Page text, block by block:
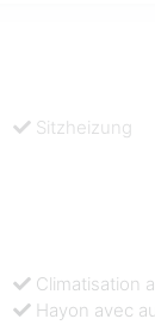
Sitzheizung
Climatisation
Hayon avec